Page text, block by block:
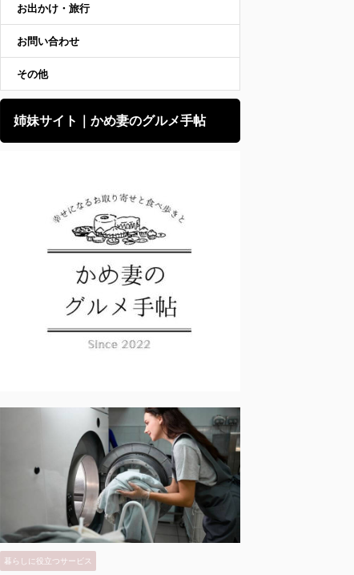
お出かけ・旅行
お問い合わせ
その他
姉妹サイト｜かめ妻のグルメ手帖
暮らしに役立つサービス